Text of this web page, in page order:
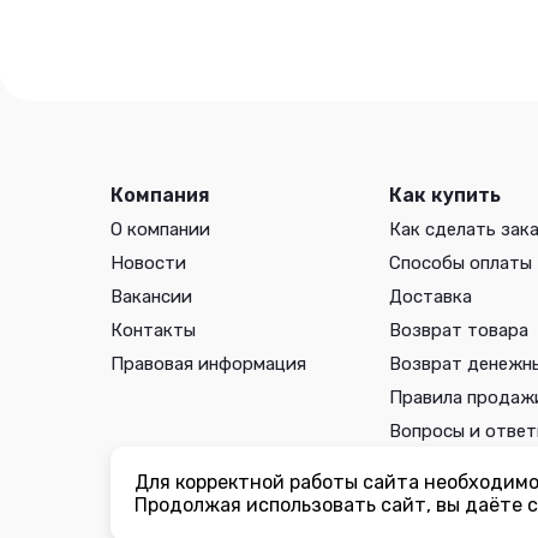
Компания
О компании
Новости
Вакансии
Контакты
Правовая информация
Как купить
Как сделать
Способы оплаты
Доставка
Возврат товара
Возврат
Правила
Вопросы и
Вы принимаете условия политики в отношении обработки
соглашениякаждый раз, когда оставляете свои данные в
ogorodmarket.com.
Для корректной работы сайта
Продолжая использовать сайт, вы даёте